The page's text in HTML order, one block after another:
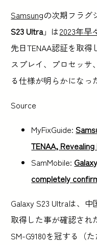
Samsungの次期フラグ
S23 Ultra」は2023年早
先日TENAA認証を取
スプレイ、プロセッサ
る仕様が明らかになっ
Source
MyFixGuide:
TENAA,
SamMobile:
completely
Galaxy S23 Ultraは、
取得した事が確認され
SM-G9180を冠する（